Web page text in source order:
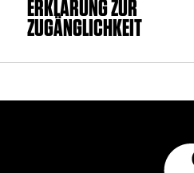
ERKLÄRUNG ZUR
ZUGÄNGLICHKEIT